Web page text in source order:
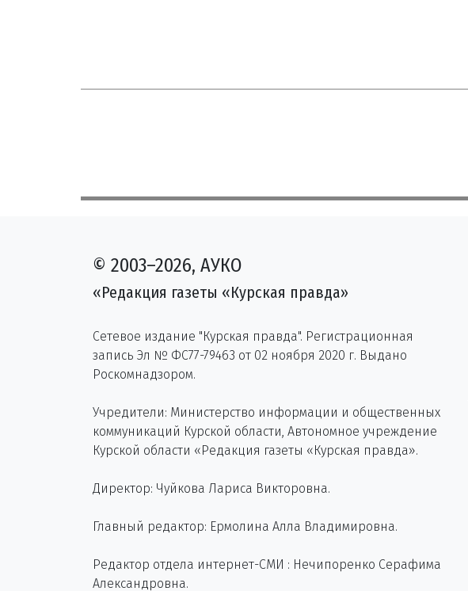
© 2003–2026, АУКО
«Редакция газеты «Курская правда»
Сетевое издание "Курская правда". Регистрационная
запись Эл № ФС77-79463 от 02 ноября 2020 г. Выдано
Роскомнадзором.
Учредители: Министерство информации и общественных
коммуникаций Курской области, Автономное учреждение
Курской области «Редакция газеты «Курская правда».
Директор: Чуйкова Лариса Викторовна.
Главный редактор: Ермолина Алла Владимировна.
Редактор отдела интернет-СМИ : Нечипоренко Серафима
Александровна.